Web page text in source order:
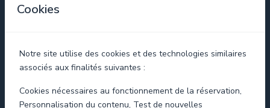
Cookies
Notre site utilise des cookies et des technologies similaires
associés aux finalités suivantes :
Cookies nécessaires au fonctionnement de la réservation,
Personnalisation du contenu, Test de nouvelles
votre domaine d’activité et de ce qui se passe